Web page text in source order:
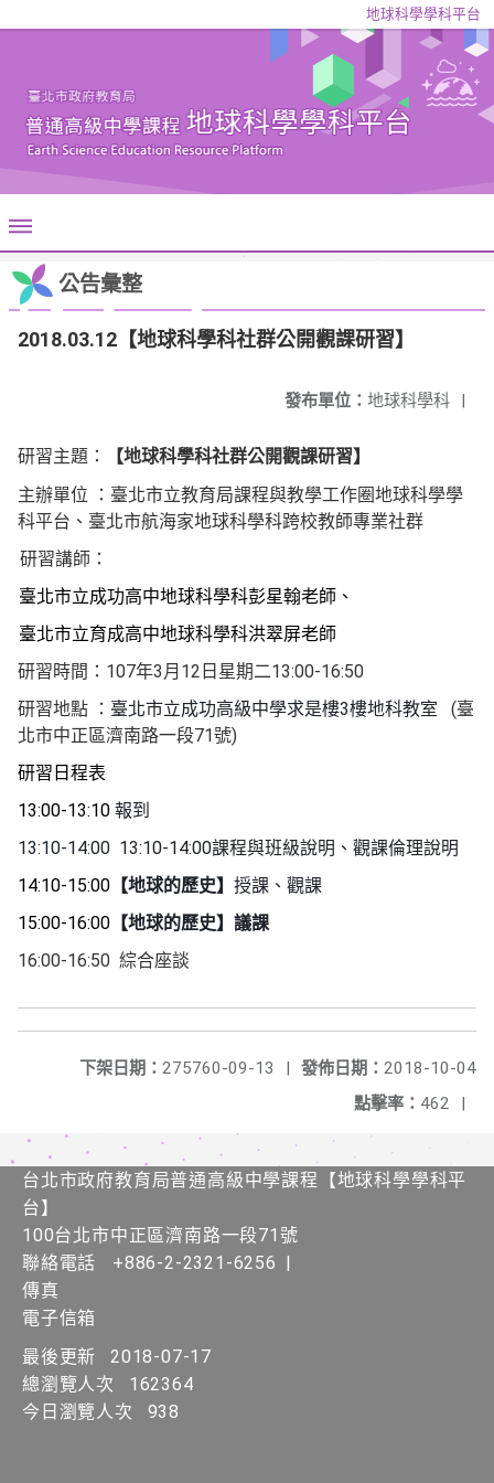
地球科學學科平台
公告彙整
2018.03.12【地球科學科社群公開觀課研習】
發布單位： 地球科學科 |
研習主題： 【地球科學科社群公開觀課研習】
主辦單位
：臺北市立教育局課程與教學工作圈地球科學學
科平台、臺北市航海家地球科學科跨校教師專業社群
研習講師：
臺北市立成功高中地球科學科彭星翰老師、
臺北市立育成高中地球科學科洪翠屏老師
研習時間： 107年3 月 12 日星期二13:00-16:50
研習地點 ： 臺北市立成功高級中學求是樓3樓地科教室 (臺
北市中正區濟南路一段71號)
研習日程表
13:00-13:10 報到
13:10-14:00 13:10-14:00課程與班級說明、觀課倫理說明
14:10-15:00 【地球的歷史】 授課、觀課
15:00-16:00 【地球的歷史】議課
16:00-16:50 綜合座談
發佈日期： 2018-10-04
下架日期： 275760-09-13
|
點擊率： 462 |
台北市政府教育局普通高級中學課程​【​地球科學學科平
台】
100台北市中正區濟南路一段71號
聯絡電話
+886-2-2321-6256 |
傳真
電子信箱
最後更新
2018-07-17
總瀏覽人次
162364
今日瀏覽人次
938